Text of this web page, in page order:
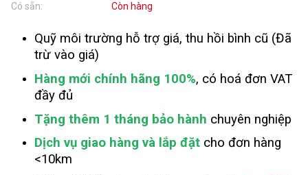
Có sẵn:
Còn hàng
Quỹ môi trường hỗ trợ giá, thu hồi bình cũ (Đã
trừ vào giá)
Hàng mới chính hãng 100%, có hoá đơn VAT
đầy đủ
Tặng thêm 1 tháng bảo hành chuyên nghiệp
Dịch vụ giao hàng và lắp đặt cho đơn hàng
<10km